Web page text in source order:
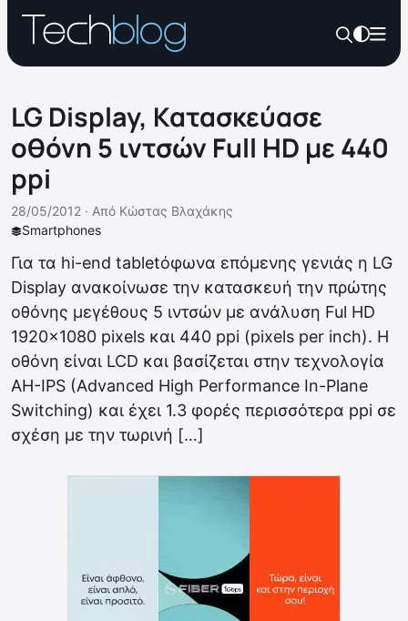
LG Display, Κατασκεύασε
οθόνη 5 ιντσών Full HD με 440
ppi
Smartphones
28/05/2012 · Από Κώστας Βλαχάκης
Για τα hi-end tabletόφωνα επόμενης γενιάς η LG
Display ανακοίνωσε την κατασκευή την πρώτης
οθόνης μεγέθους 5 ιντσών με ανάλυση Ful HD
1920×1080 pixels και 440 ppi (pixels per inch). Η
οθόνη είναι LCD και βασίζεται στην τεχνολογία
AH-IPS (Advanced High Performance In-Plane
Switching) και έχει 1.3 φορές περισσότερα ppi σε
σχέση με την τωρινή […]